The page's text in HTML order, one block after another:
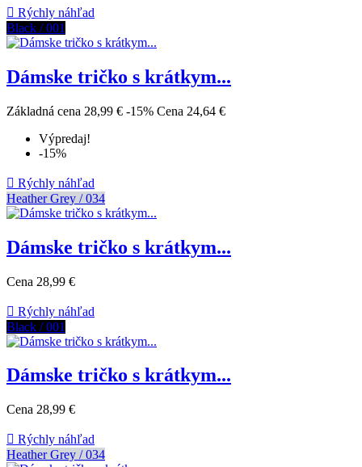
 Rýchly náhľad
Black / 001
Dámske tričko s krátkym...
Základná cena 28,99 € -15% Cena 24,64 €
Výpredaj!
-15%
 Rýchly náhľad
Heather Grey / 034
Dámske tričko s krátkym...
Cena 28,99 €
 Rýchly náhľad
Black / 001
Dámske tričko s krátkym...
Cena 28,99 €
 Rýchly náhľad
Heather Grey / 034